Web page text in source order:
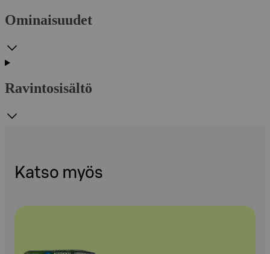
Ominaisuudet
Ravintosisältö
Katso myös